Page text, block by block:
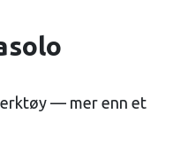
— mer enn et